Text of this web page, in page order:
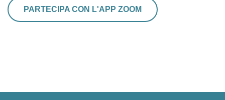
PARTECIPA CON L'APP ZOOM